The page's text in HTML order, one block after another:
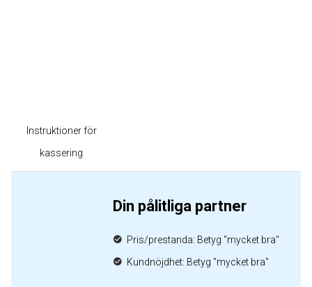
Instruktioner för
kassering
Din pålitliga partner
Pris/prestanda: Betyg "mycket bra"
Kundnöjdhet: Betyg "mycket bra"